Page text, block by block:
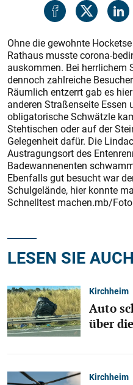
Ohne die gewohnte
Rathaus musste corona-
auskommen. Bei herrlichem
dennoch zahlreiche
Räumlich entzerrt gab es
anderen Straßenseite Essen
obligatorische Schwätzle
Stehtischen oder auf der
Gelegenheit dafür. Die
Austragungsort des
Badewannenenten
Ebenfalls gut besucht war
Schulgelände, hier konnte
Schnelltest machen.mb/
LESEN SIE AUCH
Kirchheim
Auto
über
Kirchheim